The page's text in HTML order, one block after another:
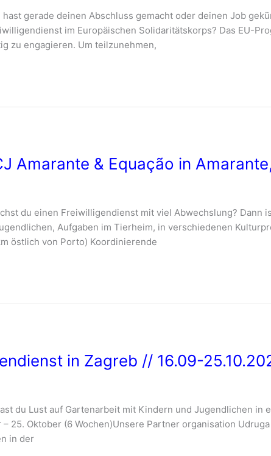
gerade deinen Abschluss gemacht oder deinen Job
im Europäischen Solidaritätskorps? Das EU-
zu engagieren. Um teilzunehmen,
Amarante & Equação in
du einen Freiwilligendienst mit viel Abwechslung? Dann
Aufgaben im Tierheim, in verschiedenen
östlich von Porto) Koordinierende
in Zagreb // 16.09-
du Lust auf Gartenarbeit mit Kindern und Jugendlichen in
25. Oktober (6 Wochen)Unsere Partner organisation
in der